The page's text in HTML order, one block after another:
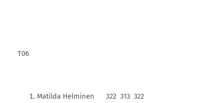
T06
Matilda Helminen 322 313 322